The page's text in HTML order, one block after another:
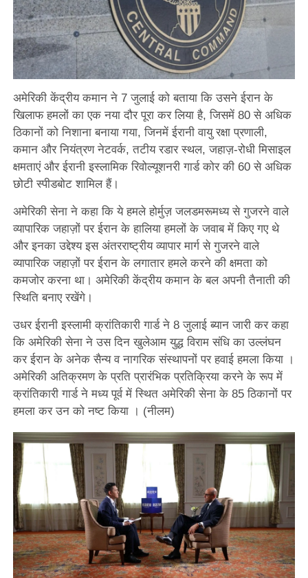
अमेरिकी केंद्रीय कमान ने 7 जुलाई को बताया कि उसने ईरान के
खिलाफ हमलों का एक नया दौर पूरा कर लिया है, जिसमें 80 से अधिक
ठिकानों को निशाना बनाया गया, जिनमें ईरानी वायु रक्षा प्रणाली,
कमान और नियंत्रण नेटवर्क, तटीय रडार स्थल, जहाज़-रोधी मिसाइल
क्षमताएं और ईरानी इस्लामिक रिवोल्यूशनरी गार्ड कोर की 60 से अधिक
छोटी स्पीडबोट शामिल हैं।
अमेरिकी सेना ने कहा कि ये हमले होर्मुज़ जलडमरूमध्य से गुजरने वाले
व्यापारिक जहाज़ों पर ईरान के हालिया हमलों के जवाब में किए गए थे
और इनका उद्देश्य इस अंतरराष्ट्रीय व्यापार मार्ग से गुजरने वाले
व्यापारिक जहाज़ों पर ईरान के लगातार हमले करने की क्षमता को
कमजोर करना था। अमेरिकी केंद्रीय कमान के बल अपनी तैनाती की
स्थिति बनाए रखेंगे।
उधर ईरानी इस्लामी क्रांतिकारी गार्ड ने 8 जुलाई ब्यान जारी कर कहा
कि अमेरिकी सेना ने उस दिन खुलेआम युद्ध विराम संधि का उल्लंघन
कर ईरान के अनेक सैन्य व नागरिक संस्थापनों पर हवाई हमला किया ।
अमेरिकी अतिक्रमण के प्रति प्रारंभिक प्रतिक्रिया करने के रूप में
क्रांतिकारी गार्ड ने मध्य पूर्व में स्थित अमेरिकी सेना के 85 ठिकानों पर
हमला कर उन को नष्ट किया । (नीलम)